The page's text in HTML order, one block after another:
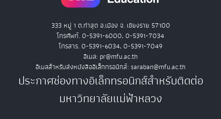
333 หมู่ 1 ต.ท่าสุด อ.เมือง จ. เชียงราย 57100
โทรศัพท์. 0-5391-6000, 0-5391-7034
โทรสาร. 0-5391-6034, 0-5391-7049
อีเมล: pr@mfu.ac.th
อีเมลสำหรับส่งหนังสืออิเล็กทรอนิกส์: saraban@mfu.ac.th
ประกาศช่องทางอิเล็กทรอนิกส์สำหรับติดต่อ
มหาวิทยาลัยแม่ฟ้าหลวง